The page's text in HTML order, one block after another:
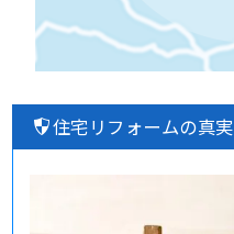
住宅リフォームの真実